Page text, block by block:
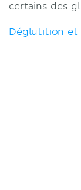
certains des
Déglutition et